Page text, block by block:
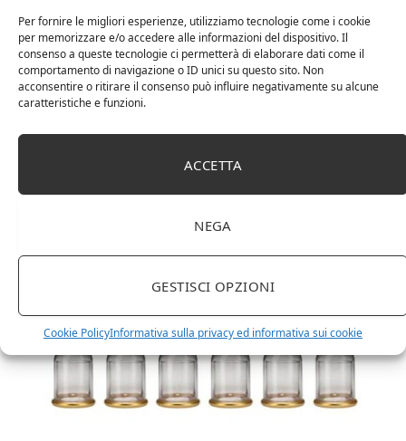
Per fornire le migliori esperienze, utilizziamo tecnologie come i cookie
per memorizzare e/o accedere alle informazioni del dispositivo. Il
consenso a queste tecnologie ci permetterà di elaborare dati come il
comportamento di navigazione o ID unici su questo sito. Non
acconsentire o ritirare il consenso può influire negativamente su alcune
caratteristiche e funzioni.
ACCETTA
NEGA
GESTISCI OPZIONI
Cookie PolicyInformativa sulla privacy ed informativa sui cookie
DOT Horeca Solutions 1000 Bicchieri PET
trasparenti monouso 350 ML tacca 0,3 alta qualità
birra cocktail drink